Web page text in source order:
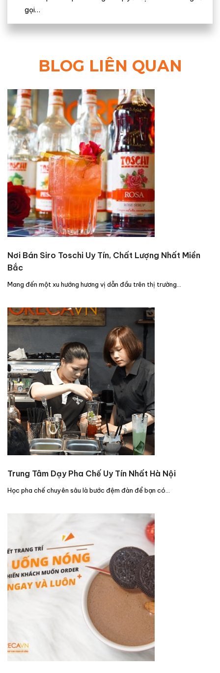
gọi…
BLOG LIÊN QUAN
Nơi Bán Siro Toschi Uy Tín, Chất Lượng Nhất Miền
Bắc
Mang đến một xu hướng hương vị dẫn đầu trên thị trường…
Trung Tâm Dạy Pha Chế Uy Tín Nhất Hà Nội
Học pha chế chuyên sâu là bước đệm đàn để bạn có…